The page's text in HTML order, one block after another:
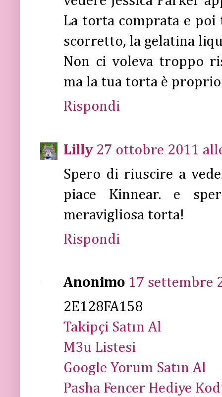
La torta comprata e poi
scorretto, la gelatina
Non ci voleva troppo
ma la tua torta è
Rispondi
Lilly 27 ottobre 2011
Spero di riuscire a
piace Kinnear. e
meravigliosa torta!
Rispondi
Anonimo 17 settembre
2E128FA158
Takipçi Satın Al
M3u Listesi
Google Yorum Satın Al
Pasha Fencer Hediye